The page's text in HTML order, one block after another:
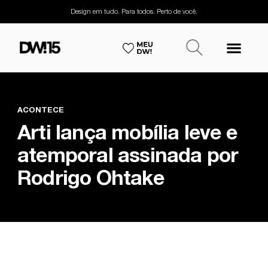
Design em tudo. Para todos. Perto de você.
ACONTECE
Arti lança mobília leve e
atemporal assinada por
Rodrigo Ohtake